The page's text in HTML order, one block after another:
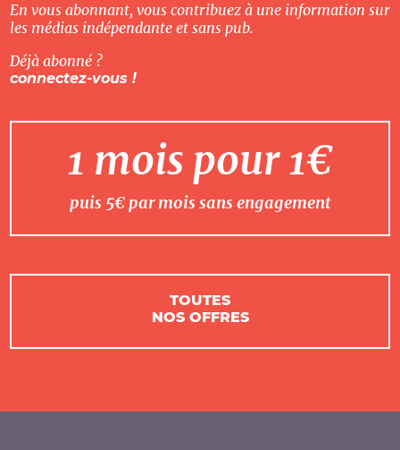
En vous abonnant, vous contribuez à une information sur
les médias indépendante et sans pub.
Déjà abonné ?
connectez-vous !
1 mois pour 1€
puis 5€ par mois sans engagement
TOUTES
NOS OFFRES